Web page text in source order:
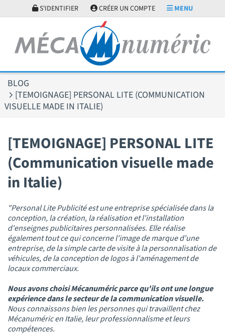
S'IDENTIFIER CRÉER UN COMPTE MENU
BLOG
[TEMOIGNAGE] PERSONAL LITE (COMMUNICATION
VISUELLE MADE IN ITALIE)
[TEMOIGNAGE] PERSONAL LITE
(Communication visuelle made
in Italie)
"Personal Lite Publicité est une entreprise spécialisée dans la
conception, la création, la réalisation et l'installation
d'enseignes publicitaires personnalisées. Elle réalise
également tout ce qui concerne l'image de marque d'une
entreprise, de la simple carte de visite à la personnalisation de
véhicules, de la conception de logos à l'aménagement de
locaux commerciaux.
Nous avons choisi Mécanuméric parce qu'ils ont une longue
expérience dans le secteur de la communication visuelle.
Nous connaissons bien les personnes qui travaillent chez
Mécanuméric en Italie, leur professionnalisme et leurs
compétences.
Panneau de gestion des cookies